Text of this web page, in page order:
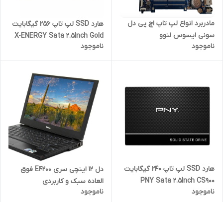
مادربرد انواع لپ تاپ اچ پی دل
سونی ایسوس لنوو
ناموجود
هارد SSD لپ تاپ 256 گیگابایت
X-ENERGY Sata 2.5Inch Gold
یکسال گارانتی
ناموجود
هارد SSD لپ تاپ 240 گیگابایت
PNY Sata 2.5Inch CS900
گارانتی حامی
ناموجود
دل 12 اینچی سری E4200 فوق
العاده سبک و کاربردی
ناموجود